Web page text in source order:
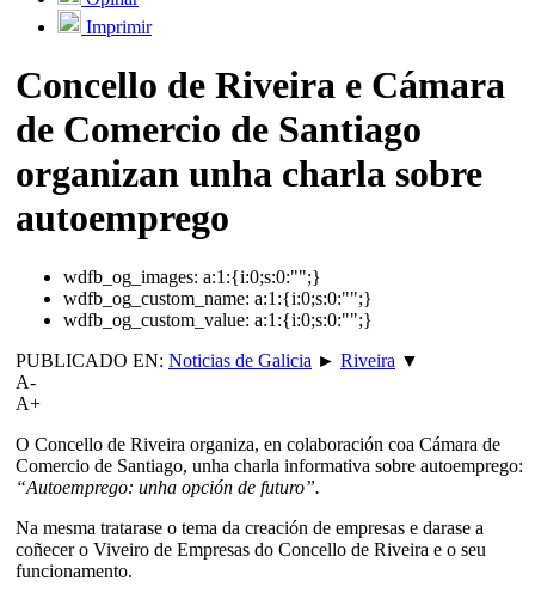
Imprimir
Concello de Riveira e Cámara
de Comercio de Santiago
organizan unha charla sobre
autoemprego
wdfb_og_images: a:1:{i:0;s:0:"";}
wdfb_og_custom_name: a:1:{i:0;s:0:"";}
wdfb_og_custom_value: a:1:{i:0;s:0:"";}
PUBLICADO EN: Noticias de Galicia ► Riveira ▼
A-
A+
O Concello de Riveira organiza, en colaboración coa Cámara de
Comercio de Santiago, unha charla informativa sobre autoemprego:
“Autoemprego: unha opción de futuro”.
Na mesma tratarase o tema da creación de empresas e darase a
coñecer o Viveiro de Empresas do Concello de Riveira e o seu
funcionamento.